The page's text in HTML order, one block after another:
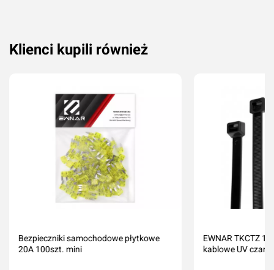
Klienci kupili również
Bezpieczniki samochodowe płytkowe
20A 100szt. mini
EWNAR TKCTZ
kablowe UV